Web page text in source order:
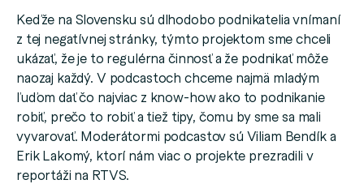
Keďže na Slovensku sú dlhodobo podnikatelia vnímaní
z tej negatívnej stránky, týmto projektom sme chceli
ukázať, že je to regulérna činnosť a že podnikať môže
naozaj každý. V podcastoch chceme najmä mladým
ľuďom dať čo najviac z know-how ako to podnikanie
robiť, prečo to robiť a tiež tipy, čomu by sme sa mali
vyvarovať. Moderátormi podcastov sú Viliam Bendík a
Erik Lakomý, ktorí nám viac o projekte prezradili v
reportáži na RTVS.